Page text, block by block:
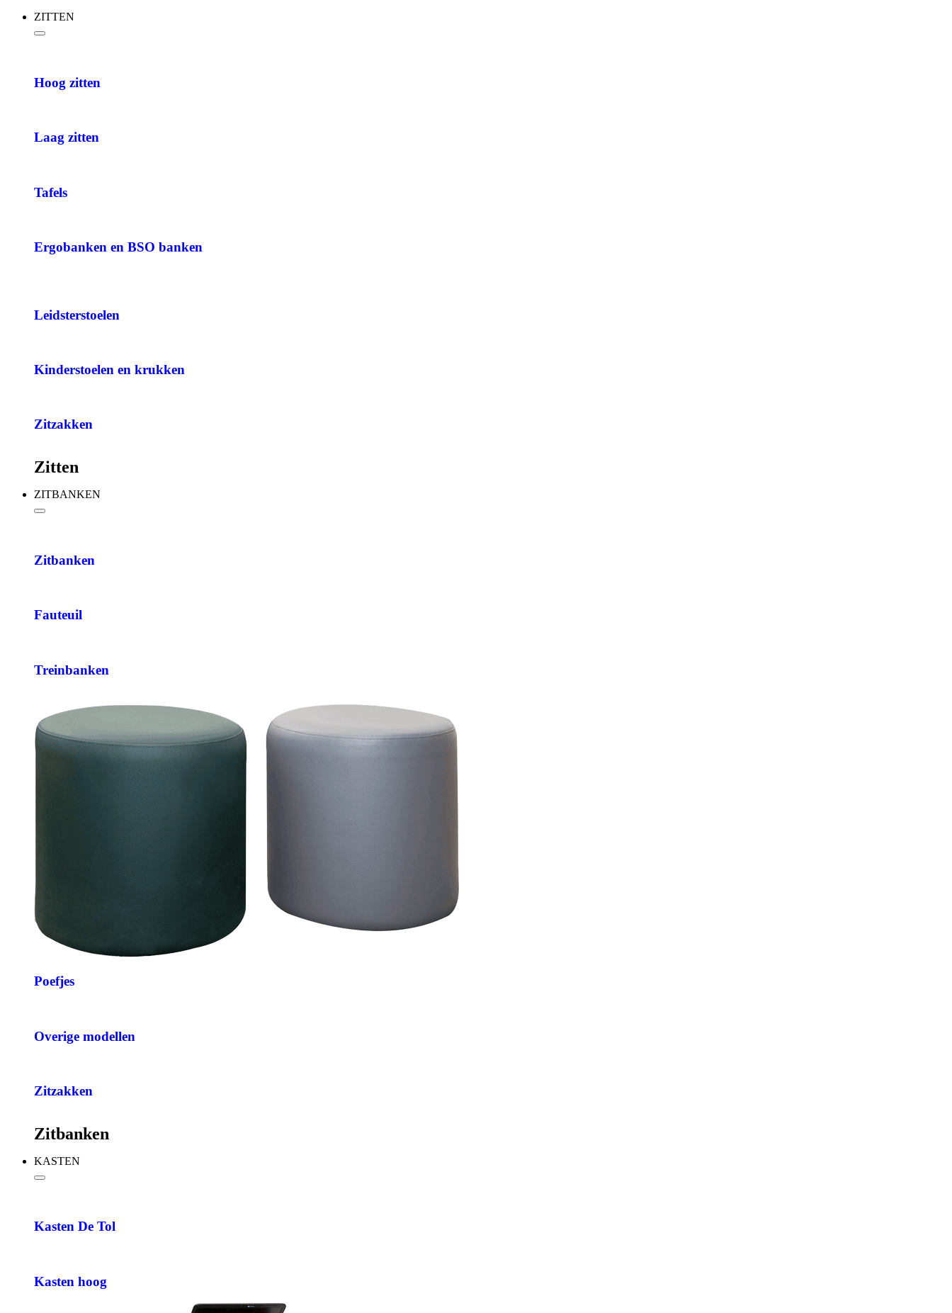
ZITTEN
Hoog zitten
Laag zitten
Tafels
Ergobanken en BSO banken
Leidsterstoelen
Kinderstoelen en krukken
Zitzakken
Zitten
ZITBANKEN
Zitbanken
Fauteuil
Treinbanken
Poefjes
Overige modellen
Zitzakken
Zitbanken
KASTEN
Kasten De Tol
Kasten hoog